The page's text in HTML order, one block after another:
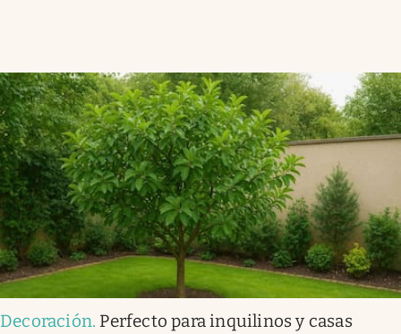
Decoración. Perfecto para inquilinos y casas